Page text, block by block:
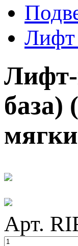
Лифт
база)
Арт.